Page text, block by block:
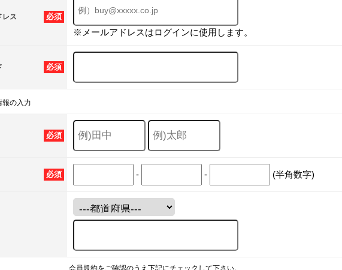
必須
レス
※メールアドレスはログインに使用します。
必須
報の入力
必須
必須 - - (半角数字)
会員規約をご確認のうえ下記にチェックして下さい。